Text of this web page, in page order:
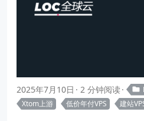
2025年7月10日 2 分钟阅读
Xtom上游
低价年付VPS 建站